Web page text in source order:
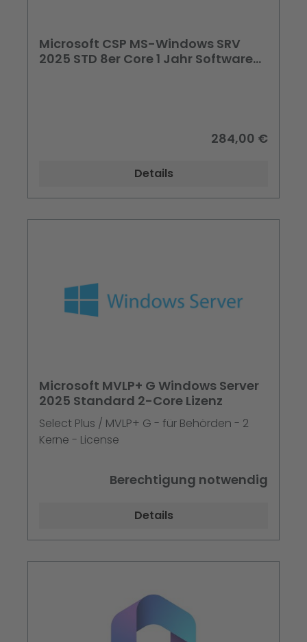
Microsoft CSP MS-Windows SRV
2025 STD 8er Core 1 Jahr Software
284,00 €
Details
Microsoft MVLP+ G Windows Server
2025 Standard 2-Core Lizenz
Select Plus / MVLP+ G - für Behörden - 2
Kerne - License
Berechtigung notwendig
Details